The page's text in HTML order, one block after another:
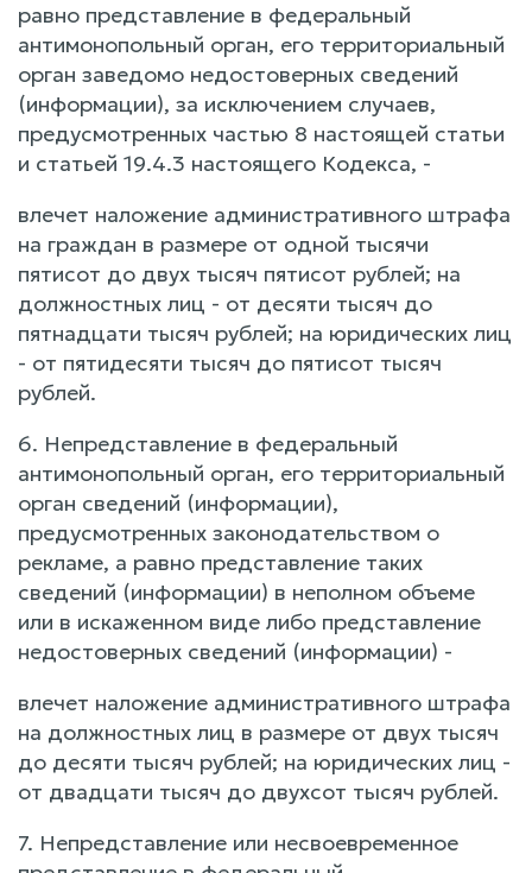
равно представление в федеральный
антимонопольный орган, его территориальный
орган заведомо недостоверных сведений
(информации), за исключением случаев,
предусмотренных частью 8 настоящей статьи
и статьей 19.4.3 настоящего Кодекса, -
влечет наложение административного штрафа
на граждан в размере от одной тысячи
пятисот до двух тысяч пятисот рублей; на
должностных лиц - от десяти тысяч до
пятнадцати тысяч рублей; на юридических лиц
- от пятидесяти тысяч до пятисот тысяч
рублей.
6. Непредставление в федеральный
антимонопольный орган, его территориальный
орган сведений (информации),
предусмотренных законодательством о
рекламе, а равно представление таких
сведений (информации) в неполном объеме
или в искаженном виде либо представление
недостоверных сведений (информации) -
влечет наложение административного штрафа
на должностных лиц в размере от двух тысяч
до десяти тысяч рублей; на юридических лиц -
от двадцати тысяч до двухсот тысяч рублей.
7. Непредставление или несвоевременное